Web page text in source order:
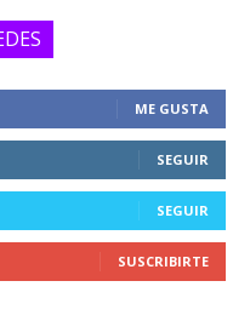
ME GUSTA
SEGUIR
SEGUIR
SUSCRIBIRTE